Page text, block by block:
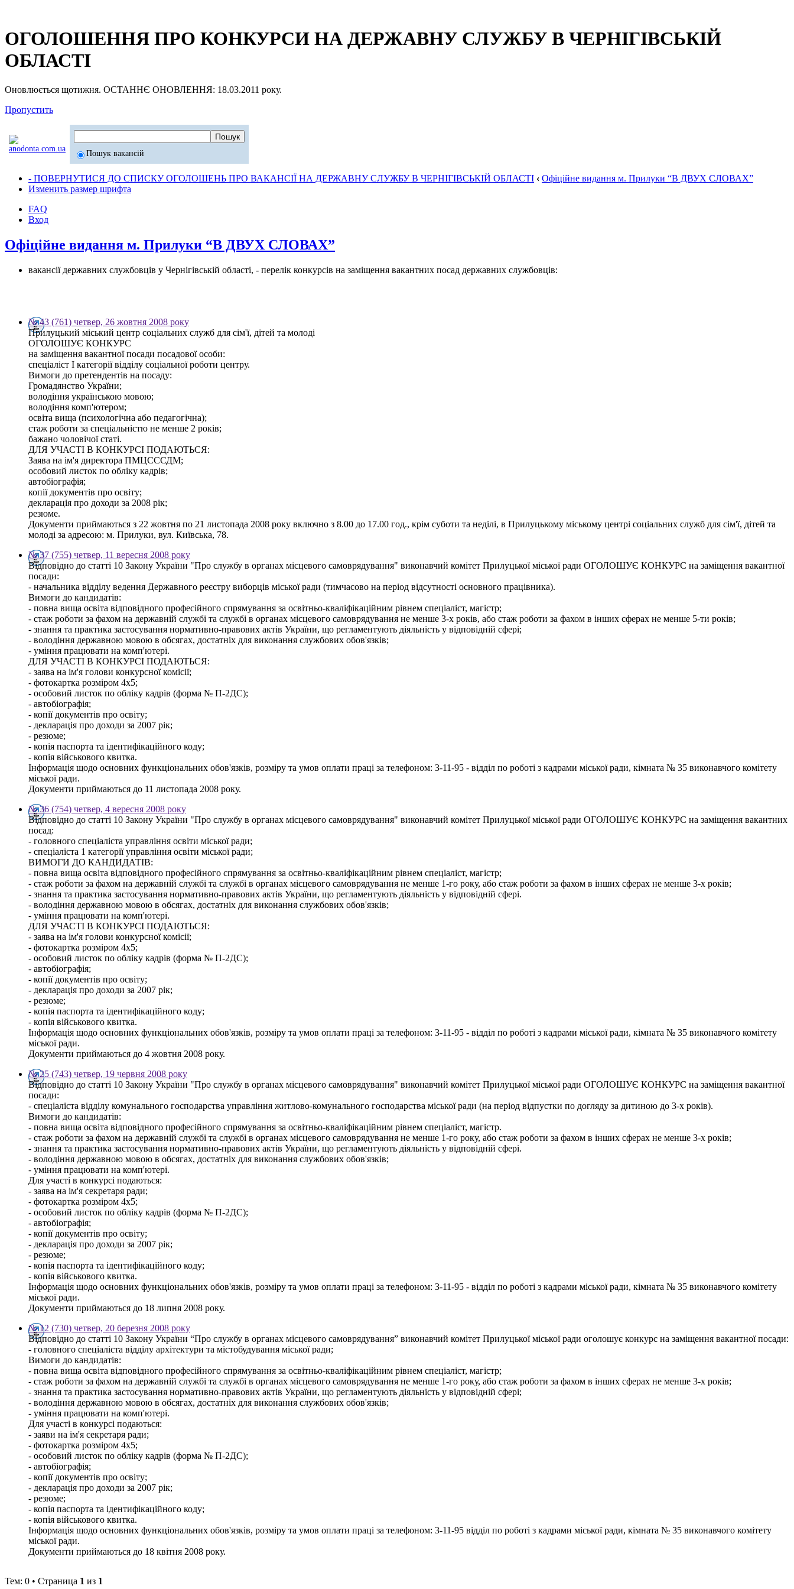
ОГОЛОШЕННЯ ПРО КОНКУРСИ НА ДЕРЖАВНУ СЛУЖБУ В ЧЕРНІГІВСЬКІЙ
ОБЛАСТІ
Оновлюється щотижня. ОСТАННЄ ОНОВЛЕННЯ: 18.03.2011 року.
Пропустить
Пошук вакансій
- ПОВЕРНУТИСЯ ДО СПИСКУ ОГОЛОШЕНЬ ПРО ВАКАНСІЇ НА ДЕРЖАВНУ СЛУЖБУ В ЧЕРНІГІВСЬКІЙ ОБЛАСТІ ‹ Офіційне видання м. Прилуки “В ДВУХ СЛОВАХ”
Изменить размер шрифта
FAQ
Вход
Офіційне видання м. Прилуки “В ДВУХ СЛОВАХ”
вакансії державних службовців у Чернігівській області, - перелік конкурсів на заміщення вакантних посад державних службовців:
№ 43 (761) четвер, 26 жовтня 2008 року
Прилуцький міський центр соціальних служб для сім'ї, дітей та молоді
ОГОЛОШУЄ КОНКУРС
на заміщення вакантної посади посадової особи:
спеціаліст І категорії відділу соціальної роботи центру.
Вимоги до претендентів на посаду:
Громадянство України;
володіння українською мовою;
володіння комп'ютером;
освіта вища (психологічна або педагогічна);
стаж роботи за спеціальністю не менше 2 років;
бажано чоловічої статі.
ДЛЯ УЧАСТІ В КОНКУРСІ ПОДАЮТЬСЯ:
Заява на ім'я директора ПМЦСССДМ;
особовий листок по обліку кадрів;
автобіографія;
копії документів про освіту;
декларація про доходи за 2008 рік;
резюме.
Документи приймаються з 22 жовтня по 21 листопада 2008 року включно з 8.00 до 17.00 год., крім суботи та неділі, в Прилуцькому міському центрі соціальних служб для сім'ї, дітей та
молоді за адресою: м. Прилуки, вул. Київська, 78.
№ 37 (755) четвер, 11 вересня 2008 року
Відповідно до статті 10 Закону України "Про службу в органах місцевого самоврядування" виконавчий комітет Прилуцької міської ради ОГОЛОШУЄ КОНКУРС на заміщення вакантної
посади:
- начальника відділу ведення Державного реєстру виборців міської ради (тимчасово на період відсутності основного працівника).
Вимоги до кандидатів:
- повна вища освіта відповідного професійного спрямування за освітньо-кваліфікаційним рівнем спеціаліст, магістр;
- стаж роботи за фахом на державній службі та службі в органах місцевого самоврядування не менше 3-х років, або стаж роботи за фахом в інших сферах не менше 5-ти років;
- знання та практика застосування нормативно-правових актів України, що регламентують діяльність у відповідній сфері;
- володіння державною мовою в обсягах, достатніх для виконання службових обов'язків;
- уміння працювати на комп'ютері.
ДЛЯ УЧАСТІ В КОНКУРСІ ПОДАЮТЬСЯ:
- заява на ім'я голови конкурсної комісії;
- фотокартка розміром 4х5;
- особовий листок по обліку кадрів (форма № П-2ДС);
- автобіографія;
- копії документів про освіту;
- декларація про доходи за 2007 рік;
- резюме;
- копія паспорта та ідентифікаційного коду;
- копія військового квитка.
Інформація щодо основних функціональних обов'язків, розміру та умов оплати праці за телефоном: 3-11-95 - відділ по роботі з кадрами міської ради, кімната № 35 виконавчого комітету
міської ради.
Документи приймаються до 11 листопада 2008 року.
№ 36 (754) четвер, 4 вересня 2008 року
Відповідно до статті 10 Закону України "Про службу в органах місцевого самоврядування" виконавчий комітет Прилуцької міської ради ОГОЛОШУЄ КОНКУРС на заміщення вакантних
посад:
- головного спеціаліста управління освіти міської ради;
- спеціаліста 1 категорії управління освіти міської ради;
ВИМОГИ ДО КАНДИДАТІВ:
- повна вища освіта відповідного професійного спрямування за освітньо-кваліфікаційним рівнем спеціаліст, магістр;
- стаж роботи за фахом на державній службі та службі в органах місцевого самоврядування не менше 1-го року, або стаж роботи за фахом в інших сферах не менше 3-х років;
- знання та практика застосування нормативно-правових актів України, що регламентують діяльність у відповідній сфері.
- володіння державною мовою в обсягах, достатніх для виконання службових обов'язків;
- уміння працювати на комп'ютері.
ДЛЯ УЧАСТІ В КОНКУРСІ ПОДАЮТЬСЯ:
- заява на ім'я голови конкурсної комісії;
- фотокартка розміром 4х5;
- особовий листок по обліку кадрів (форма № П-2ДС);
- автобіографія;
- копії документів про освіту;
- декларація про доходи за 2007 рік;
- резюме;
- копія паспорта та ідентифікаційного коду;
- копія військового квитка.
Інформація щодо основних функціональних обов'язків, розміру та умов оплати праці за телефоном: 3-11-95 - відділ по роботі з кадрами міської ради, кімната № 35 виконавчого комітету
міської ради.
Документи приймаються до 4 жовтня 2008 року.
№ 25 (743) четвер, 19 червня 2008 року
Відповідно до статті 10 Закону України "Про службу в органах місцевого самоврядування" виконавчий комітет Прилуцької міської ради ОГОЛОШУЄ КОНКУРС на заміщення вакантної
посади:
- спеціаліста відділу комунального господарства управління житлово-комунального господарства міської ради (на період відпустки по догляду за дитиною до 3-х років).
Вимоги до кандидатів:
- повна вища освіта відповідного професійного спрямування за освітньо-кваліфікаційним рівнем спеціаліст, магістр.
- стаж роботи за фахом на державній службі та службі в органах місцевого самоврядування не менше 1-го року, або стаж роботи за фахом в інших сферах не менше 3-х років;
- знання та практика застосування нормативно-правових актів України, що регламентують діяльність у відповідній сфері.
- володіння державною мовою в обсягах, достатніх для виконання службових обов'язків;
- уміння працювати на комп'ютері.
Для участі в конкурсі подаються:
- заява на ім'я секретаря ради;
- фотокартка розміром 4х5;
- особовий листок по обліку кадрів (форма № П-2ДС);
- автобіографія;
- копії документів про освіту;
- декларація про доходи за 2007 рік;
- резюме;
- копія паспорта та ідентифікаційного коду;
- копія військового квитка.
Інформація щодо основних функціональних обов'язків, розміру та умов оплати праці за телефоном: 3-11-95 - відділ по роботі з кадрами міської ради, кімната № 35 виконавчого комітету
міської ради.
Документи приймаються до 18 липня 2008 року.
№ 12 (730) четвер, 20 березня 2008 року
Відповідно до статті 10 Закону України “Про службу в органах місцевого самоврядування” виконавчий комітет Прилуцької міської ради оголошує конкурс на заміщення вакантної посади:
- головного спеціаліста відділу архітектури та містобудування міської ради;
Вимоги до кандидатів:
- повна вища освіта відповідного професійного спрямування за освітньо-кваліфікаційним рівнем спеціаліст, магістр;
- стаж роботи за фахом на державній службі та службі в органах місцевого самоврядування не менше 1-го року, або стаж роботи за фахом в інших сферах не менше 3-х років;
- знання та практика застосування нормативно-правових актів України, що регламентують діяльність у відповідній сфері;
- володіння державною мовою в обсягах, достатніх для виконання службових обов'язків;
- уміння працювати на комп'ютері.
Для участі в конкурсі подаються:
- заяви на ім'я секретаря ради;
- фотокартка розміром 4х5;
- особовий листок по обліку кадрів (форма № П-2ДС);
- автобіографія;
- копії документів про освіту;
- декларація про доходи за 2007 рік;
- резюме;
- копія паспорта та ідентифікаційного коду;
- копія військового квитка.
Інформація щодо основних функціональних обов'язків, розміру та умов оплати праці за телефоном: 3-11-95 відділ по роботі з кадрами міської ради, кімната № 35 виконавчого комітету
міської ради.
Документи приймаються до 18 квітня 2008 року.
Тем: 0 • Страница 1 из 1